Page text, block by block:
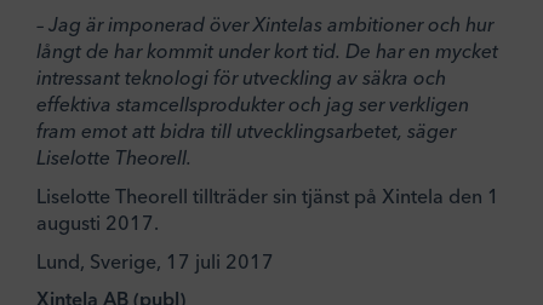
– Jag är imponerad över Xintelas ambitioner och hur
långt de har kommit under kort tid. De har en mycket
intressant teknologi för utveckling av säkra och
effektiva stamcellsprodukter och jag ser verkligen
fram emot att bidra till utvecklingsarbetet, säger
Liselotte Theorell.
Liselotte Theorell tillträder sin tjänst på Xintela den 1
augusti 2017.
Lund, Sverige, 17 juli 2017
Xintela AB (publ)